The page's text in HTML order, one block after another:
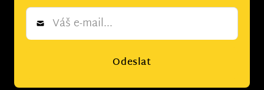
Newsletter
Odeslat